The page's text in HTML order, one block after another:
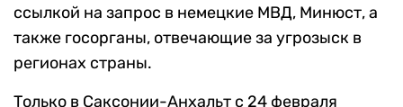
ссылкой на запрос в немецкие МВД, Минюст, а
также госорганы, отвечающие за угрозыск в
регионах страны.
Только в Саксонии-Анхальт с 24 февраля